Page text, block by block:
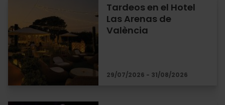
Tardeos en el Hotel
Las Arenas de
València
29/07/2026 - 31/08/2026